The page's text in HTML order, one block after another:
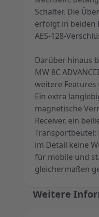
Schalter. Die
erfolgt in beiden
AES-128-
Darüber hinaus
MW 8C
weitere
Ein extra
magnetische
Receiver, ein
Transportbeutel:
im Detail keine
für mobile und
gleichermaßen
Weitere